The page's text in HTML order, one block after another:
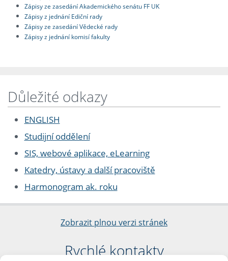
Zápisy ze zasedání Akademického senátu FF UK
Zápisy z jednání Ediční rady
Zápisy ze zasedání Vědecké rady
Zápisy z jednání komisí fakulty
Důležité odkazy
ENGLISH
Studijní oddělení
SIS, webové aplikace, eLearning
Katedry, ústavy a další pracoviště
Harmonogram ak. roku
Zobrazit plnou verzi stránek
Rychlé kontakty